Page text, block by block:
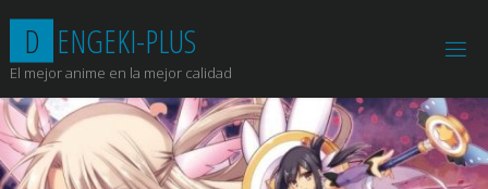
contenido
D ENGEKI-PLUS
El mejor anime en la mejor calidad